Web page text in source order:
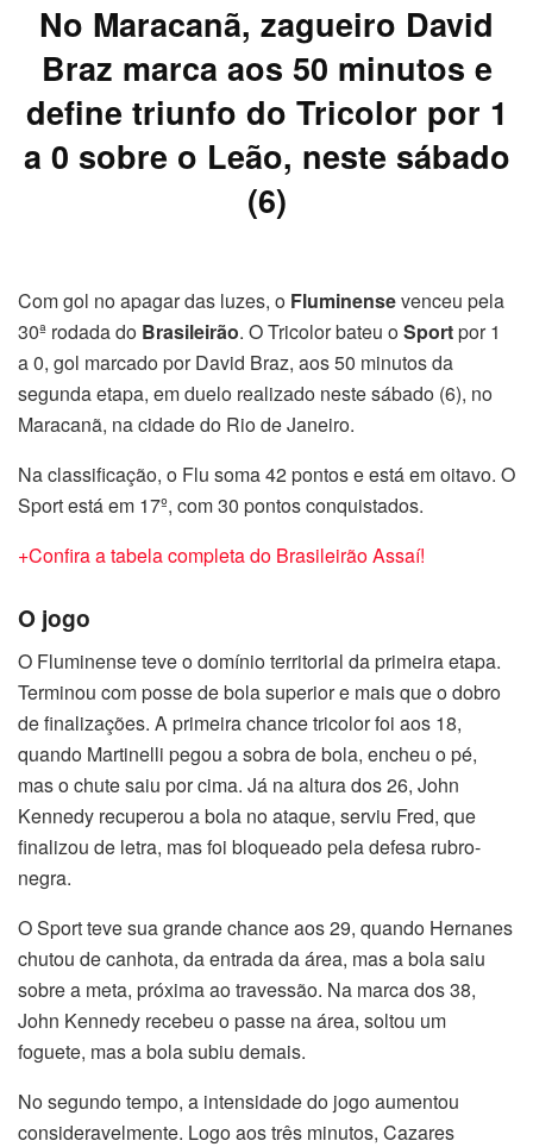
No Maracanã, zagueiro David
Braz marca aos 50 minutos e
define triunfo do Tricolor por 1
a 0 sobre o Leão, neste sábado
(6)
Com gol no apagar das luzes, o Fluminensevenceu pela
30ª rodada do Brasileirão. O Tricolor bateu oSportpor 1
a 0, gol marcado por David Braz, aos 50 minutos da
segunda etapa, em duelo realizado neste sábado (6), no
Maracanã, na cidade do Rio de Janeiro.
Na classificação, o Flu soma 42 pontos e está em oitavo. O
Sport está em 17º, com 30 pontos conquistados.
+Confira a tabela completa do Brasileirão Assaí!
O jogo
O Fluminense teve o domínio territorial da primeira etapa.
Terminou com posse de bola superior e mais que o dobro
de finalizações. A primeira chance tricolor foi aos 18,
quando Martinelli pegou a sobra de bola, encheu o pé,
mas o chute saiu por cima. Já na altura dos 26, John
Kennedy recuperou a bola no ataque, serviu Fred, que
finalizou de letra, mas foi bloqueado pela defesa rubro-
negra.
O Sport teve sua grande chance aos 29, quando Hernanes
chutou de canhota, da entrada da área, mas a bola saiu
sobre a meta, próxima ao travessão. Na marca dos 38,
John Kennedy recebeu o passe na área, soltou um
foguete, mas a bola subiu demais.
No segundo tempo, a intensidade do jogo aumentou
consideravelmente. Logo aos três minutos, Cazares